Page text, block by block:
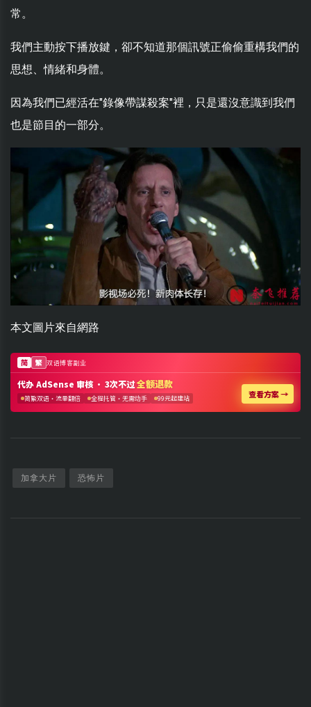
常。
我們主動按下播放鍵，卻不知道那個訊號正偷偷重構我們的
思想、情緒和身體。
因為我們已經活在"錄像帶謀殺案"裡，只是還沒意識到我們
也是節目的一部分。
本文圖片來自網路
加拿大片 恐怖片